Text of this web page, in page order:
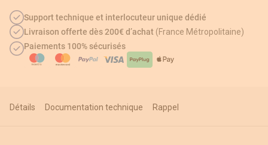
Support technique et interlocuteur unique dédié
Livraison offerte dès 200€ d’achat (France Métropolitaine)
Paiements 100% sécurisés
Détails Documentation technique Rappel